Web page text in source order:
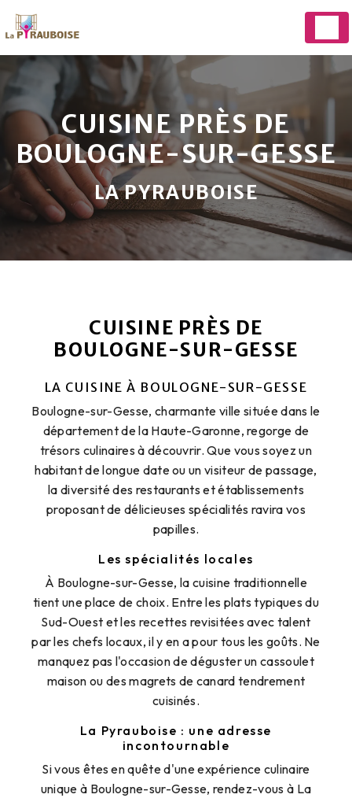
CUISINE PRÈS DE
BOULOGNE-SUR-GESSE
LA PYRAUBOISE
CUISINE PRÈS DE
BOULOGNE-SUR-GESSE
LA CUISINE À BOULOGNE-SUR-GESSE
Boulogne-sur-Gesse, charmante ville située dans le
département de la Haute-Garonne, regorge de
trésors culinaires à découvrir. Que vous soyez un
habitant de longue date ou un visiteur de passage,
la diversité des restaurants et établissements
proposant de délicieuses spécialités ravira vos
papilles.
Les spécialités locales
À Boulogne-sur-Gesse, la cuisine traditionnelle
tient une place de choix. Entre les plats typiques du
Sud-Ouest et les recettes revisitées avec talent
par les chefs locaux, il y en a pour tous les goûts. Ne
manquez pas l'occasion de déguster un cassoulet
maison ou des magrets de canard tendrement
cuisinés.
La Pyrauboise : une adresse
incontournable
Si vous êtes en quête d'une expérience culinaire
unique à Boulogne-sur-Gesse, rendez-vous à La